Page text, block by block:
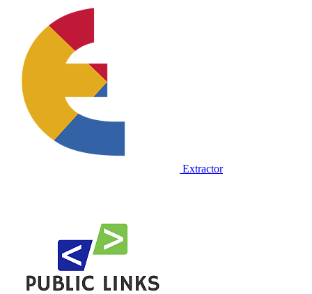
Extractor